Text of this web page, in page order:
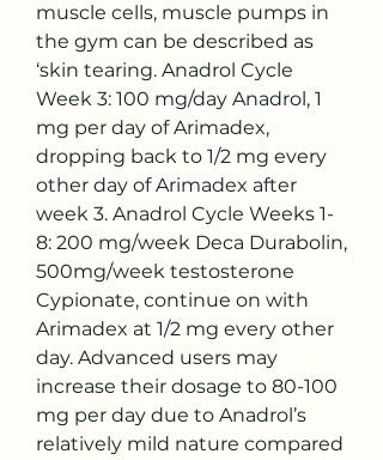
muscle cells, muscle pumps in
the gym can be described as
‘skin tearing. Anadrol Cycle
Week 3: 100 mg/day Anadrol, 1
mg per day of Arimadex,
dropping back to 1/2 mg every
other day of Arimadex after
week 3. Anadrol Cycle Weeks 1-
8: 200 mg/week Deca Durabolin,
500mg/week testosterone
Cypionate, continue on with
Arimadex at 1/2 mg every other
day. Advanced users may
increase their dosage to 80-100
mg per day due to Anadrol’s
relatively mild nature compared